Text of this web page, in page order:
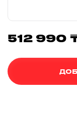
512 990